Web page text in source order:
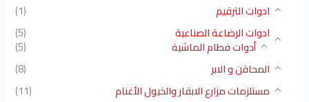
ادوات الترقيم
(1)
ادوات الرضاعة الصناعية
(5)
أدوات فطام الماشية
(5)
المحاقن و الابر
(8)
مستلزمات مزارع الابقار والخيول الأغنام
(11)